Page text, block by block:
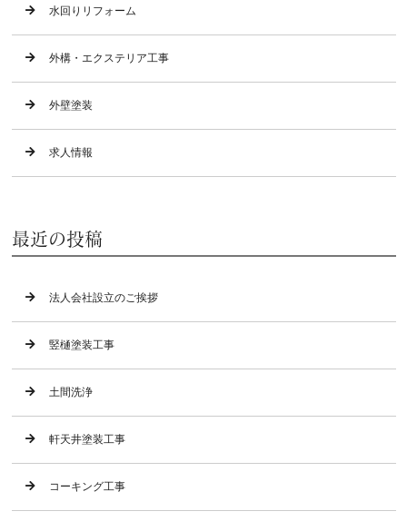
水回りリフォーム
外構・エクステリア工事
外壁塗装
求人情報
最近の投稿
法人会社設立のご挨拶
竪樋塗装工事
土間洗浄
軒天井塗装工事
コーキング工事